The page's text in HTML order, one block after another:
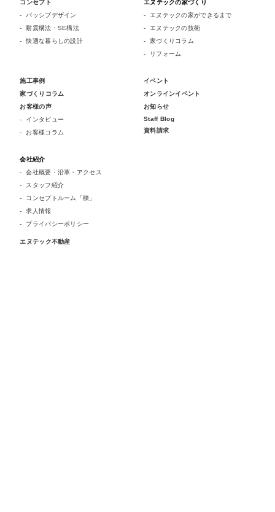
コンセプト
パッシブデザイン
耐震構法・SE構法
快適な暮らしの設計
エヌテックの家づくり
エヌテックの家ができるまで
エヌテックの技術
家づくりコラム
リフォーム
施工事例
家づくりコラム
お客様の声
インタビュー
お客様コラム
イベント
オンラインイベント
お知らせ
Staff Blog
資料請求
会社紹介
会社概要・沿革・アクセス
スタッフ紹介
コンセプトルーム「檪」
求人情報
プライバシーポリシー
エヌテック不動産